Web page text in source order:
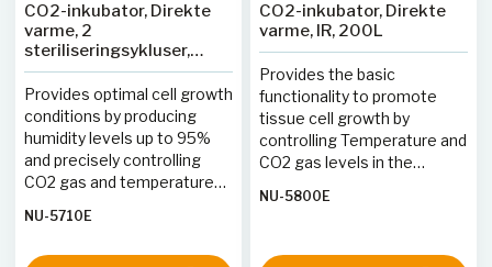
CO2-inkubator, Direkte
varme, 2
steriliseringsykluser,
160L
Provides optimal cell growth
conditions by producing
humidity levels up to 95%
and precisely controlling
CO2 gas and temperature
potential contamination.
NU-5710E
CO2-inkubator, Direkte
varme, IR, 200L
Provides the basic
functionality to promote
tissue cell growth by
controlling Temperature and
CO2 gas levels in the
humidity is produced by
NU-5800E